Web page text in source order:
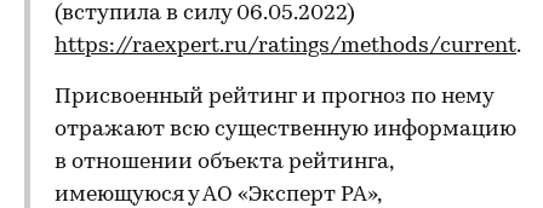
(вступила в силу 06.05.2022)
https://raexpert.ru/ratings/methods/current.
Присвоенный рейтинг и прогноз по нему
отражают всю существенную информацию
в отношении объекта рейтинга,
имеющуюся у АО «Эксперт РА»,